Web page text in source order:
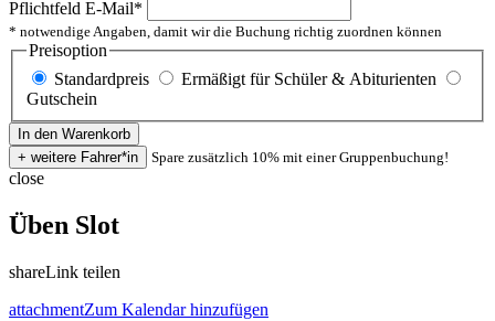
Pflichtfeld E-Mail*
* notwendige Angaben, damit wir die Buchung richtig zuordnen können
Preisoption
Standardpreis
Ermäßigt für Schüler & Abiturienten
Gutschein
Spare zusätzlich 10% mit einer Gruppenbuchung!
close
Üben Slot
shareLink teilen
attachmentZum Kalendar hinzufügen